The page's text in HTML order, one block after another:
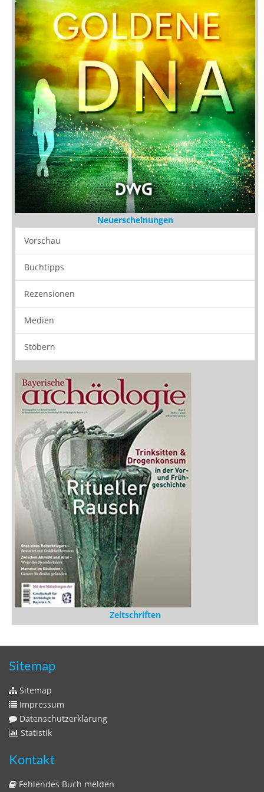
Neuerscheinungen
Vorschau
Buchtipps
Rezensionen
Medien
Stöbern
Zeitschriften
Sitemap
Sitemap
Impressum
Datenschutzerklärung
Statistik
Kontakt
Fehlendes Buch melden